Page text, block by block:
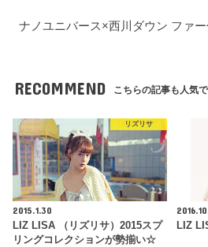
ナノユニバース×西川ダウン ファ
RECOMMEND こちらの記事も人気で
リズリサ
2015.1.30
LIZ LISA （リズリサ）2015スプ
リングコレクションが勢揃い☆
LIZ